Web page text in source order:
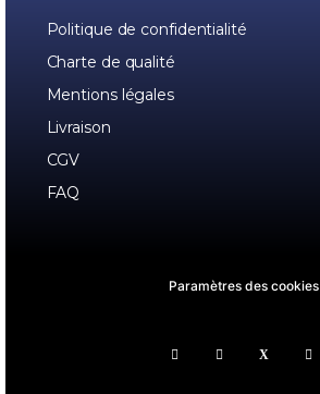
Politique de confidentialité
Charte de qualité
Mentions légales
Livraison
CGV
FAQ
Paramètres des cookies